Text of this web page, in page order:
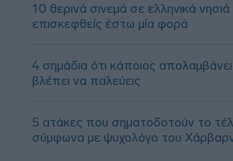
10 θερινά σινεμά σε ελληνικά
επισκεφθείς έστω μία φορά
4 σημάδια ότι κάποιος
βλέπει να παλεύεις
5 ατάκες που σηματοδοτούν το
σύμφωνα με ψυχολόγο του